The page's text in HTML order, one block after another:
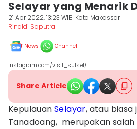
Selayar yang Menarik
21 Apr 2022, 13:23 WIB Kota Makassar
Rinaldi Saputra
News Channel
instagram.com/visit_sulsel/
Share Article
KepulauanSelayar, atau biasa
Tanadoang, merupakan